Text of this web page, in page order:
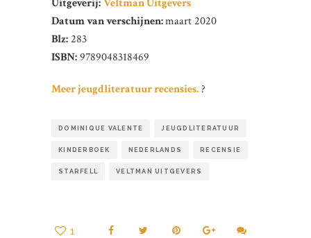
Uitgeverij:Veltman Uitgevers
Datum van verschijnen:maart 2020
Blz:283
ISBN:9789048318469
Meer jeugdliteratuur recensies. ?
DOMINIQUE VALENTE JEUGDLITERATUUR
KINDERBOEK NEDERLANDS RECENSIE
STARFELL VELTMAN UITGEVERS
1